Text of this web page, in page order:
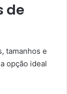
de
tamanhos e
opção ideal